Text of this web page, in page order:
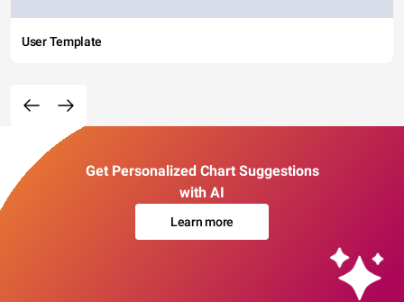
User Template
Get Personalized Chart Suggestions
with AI
Learn more